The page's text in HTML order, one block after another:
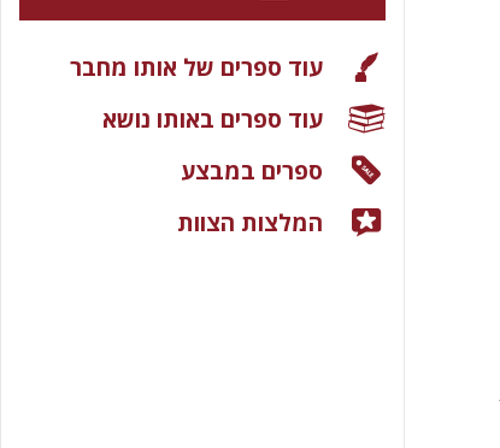
עוד ספרים של אותו מחבר
עוד ספרים באותו נושא
ספרים במבצע
המלצות הצוות